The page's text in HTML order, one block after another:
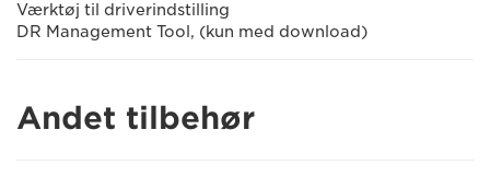
Værktøj til driverindstilling
DR Management Tool, (kun med download)
Andet tilbehør